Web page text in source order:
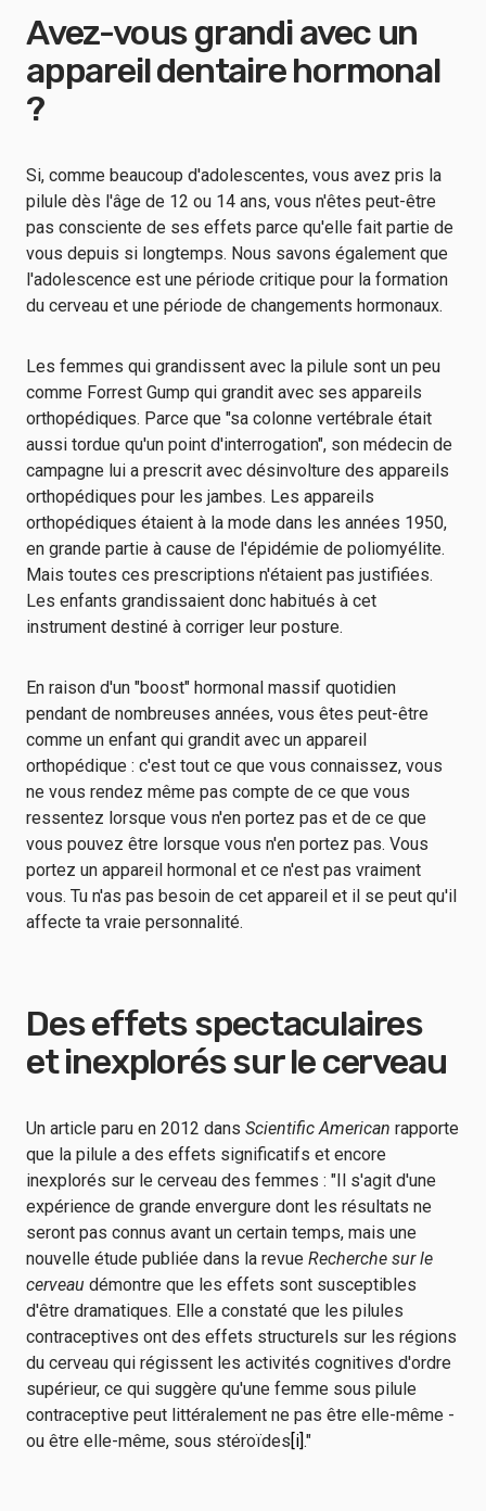
Avez-vous grandi avec un
appareil dentaire hormonal
?
Si, comme beaucoup d'adolescentes, vous avez pris la
pilule dès l'âge de 12 ou 14 ans, vous n'êtes peut-être
pas consciente de ses effets parce qu'elle fait partie de
vous depuis si longtemps. Nous savons également que
l'adolescence est une période critique pour la formation
du cerveau et une période de changements hormonaux.
Les femmes qui grandissent avec la pilule sont un peu
comme Forrest Gump qui grandit avec ses appareils
orthopédiques. Parce que "sa colonne vertébrale était
aussi tordue qu'un point d'interrogation", son médecin de
campagne lui a prescrit avec désinvolture des appareils
orthopédiques pour les jambes. Les appareils
orthopédiques étaient à la mode dans les années 1950,
en grande partie à cause de l'épidémie de poliomyélite.
Mais toutes ces prescriptions n'étaient pas justifiées.
Les enfants grandissaient donc habitués à cet
instrument destiné à corriger leur posture.
En raison d'un "boost" hormonal massif quotidien
pendant de nombreuses années, vous êtes peut-être
comme un enfant qui grandit avec un appareil
orthopédique : c'est tout ce que vous connaissez, vous
ne vous rendez même pas compte de ce que vous
ressentez lorsque vous n'en portez pas et de ce que
vous pouvez être lorsque vous n'en portez pas. Vous
portez un appareil hormonal et ce n'est pas vraiment
vous. Tu n'as pas besoin de cet appareil et il se peut qu'il
affecte ta vraie personnalité.
Des effets spectaculaires
et inexplorés sur le cerveau
Un article paru en 2012 dans Scientific American rapporte
que la pilule a des effets significatifs et encore
inexplorés sur le cerveau des femmes : "Il s'agit d'une
expérience de grande envergure dont les résultats ne
seront pas connus avant un certain temps, mais une
nouvelle étude publiée dans la revue Recherche sur le
cerveau démontre que les effets sont susceptibles
d'être dramatiques. Elle a constaté que les pilules
contraceptives ont des effets structurels sur les régions
du cerveau qui régissent les activités cognitives d'ordre
supérieur, ce qui suggère qu'une femme sous pilule
contraceptive peut littéralement ne pas être elle-même -
ou être elle-même, sous stéroïdes[i]."